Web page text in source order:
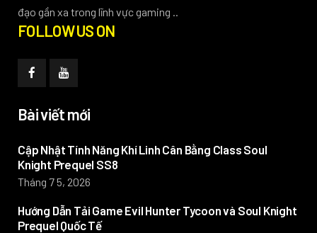
đạo gần xa trong lĩnh vực gaming ..
FOLLOW US ON
Bài viết mới
Cập Nhật Tính Năng Khí Linh Cân Bằng Class Soul
Knight Prequel SS8
Tháng 7 5, 2026
Hướng Dẫn Tải Game Evil Hunter Tycoon và Soul Knight
Prequel Quốc Tế